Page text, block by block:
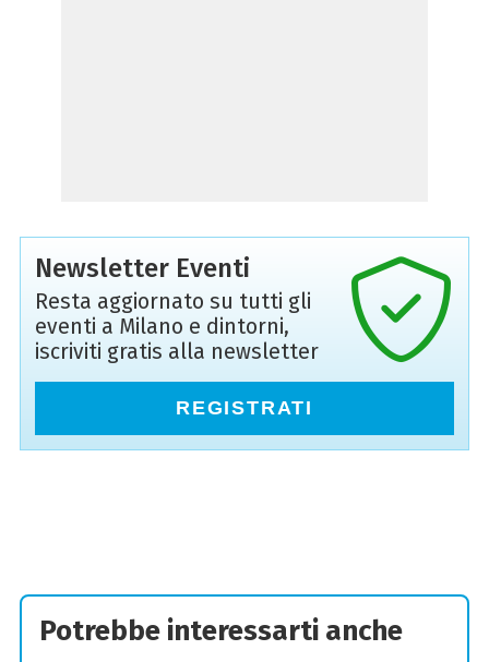
Newsletter Eventi
Resta aggiornato su tutti gli
eventi a Milano e dintorni,
iscriviti gratis alla newsletter
REGISTRATI
Potrebbe interessarti anche